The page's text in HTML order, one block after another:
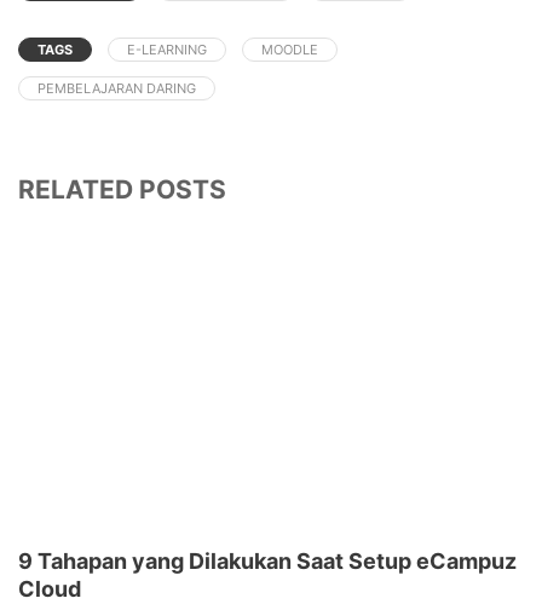
TAGS E-LEARNING MOODLE
PEMBELAJARAN DARING
RELATED POSTS
9 Tahapan yang Dilakukan Saat Setup eCampuz
Cloud